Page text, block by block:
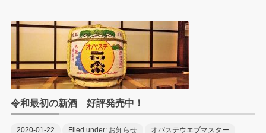
令和最初の新酒 好評発売中！
2020-01-22 Filed under: お知らせ オバステウエブマスター